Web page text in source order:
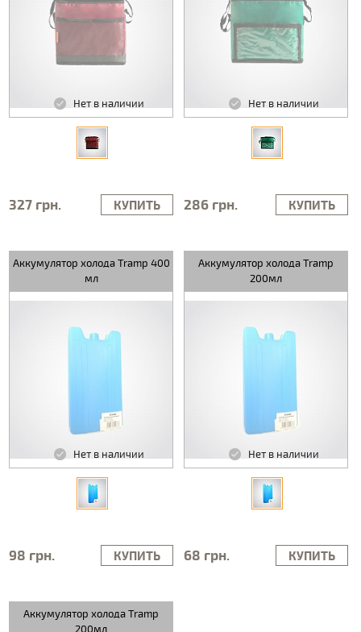
Нет в наличии
327 грн. КУПИТЬ
Нет в наличии
286 грн. КУПИТЬ
Аккумулятор холода Tramp 400
мл
Нет в наличии
98 грн. КУПИТЬ
Аккумулятор холода Tramp
200мл
Нет в наличии
68 грн. КУПИТЬ
Аккумулятор холода Tramp